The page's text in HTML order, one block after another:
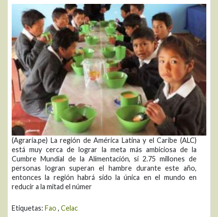
(Agraria.pe) La región de América Latina y el Caribe (ALC)
está muy cerca de lograr la meta más ambiciosa de la
Cumbre Mundial de la Alimentación, si 2.75 millones de
personas logran superan el hambre durante este año,
entonces la región habrá sido la única en el mundo en
reducir a la mitad el númer
Etiquetas: Fao , Celac